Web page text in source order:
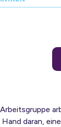
daran,